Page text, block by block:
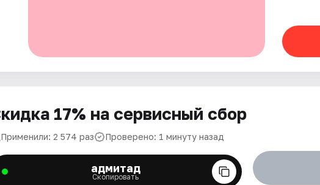
17% на сервисный сбор
Применили: 2 574 раз Проверено: 1 минуту назад
адмитад
Скопировать